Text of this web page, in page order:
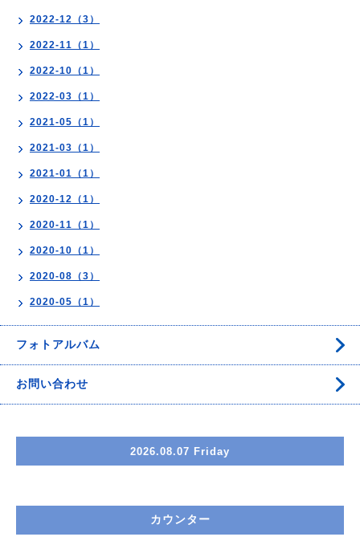
2022-12（3）
2022-11（1）
2022-10（1）
2022-03（1）
2021-05（1）
2021-03（1）
2021-01（1）
2020-12（1）
2020-11（1）
2020-10（1）
2020-08（3）
2020-05（1）
フォトアルバム
お問い合わせ
2026.08.07 Friday
カウンター